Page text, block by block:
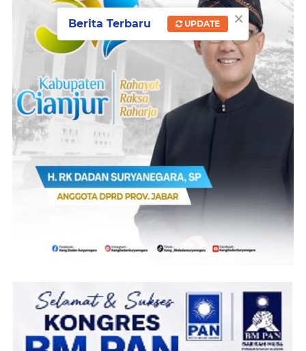
×
Berita Terbaru UPDATE